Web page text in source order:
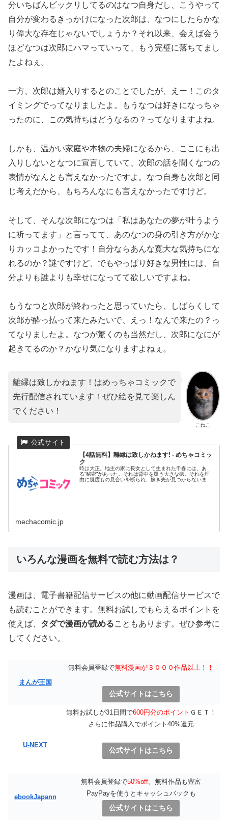
分いちばんビックリしてるのはなつ自身だし、こうやって
自分が変わるきっかけになった次郎は、なつにしたらかな
り偉大な存在じゃないでしょうか？それ以来、会えば会う
ほどなつは次郎にハマっていって、もう完璧に落ちてまし
たよねぇ。
一方、次郎は婿入りするとのことでしたが、えー！このタ
イミングでってなりましたよ。もうなつは好きになっちゃ
ったのに、この気持ちはどうなるの？ってなりますよね。
しかも、温かい家庭や本物の夫婦になるから、ここにも出
入りしないとなつに宣言していて、次郎の話を聞くなつの
表情がなんとも言えなかったですよ。なつ自身も次郎と同
じ考えだから、もちろんなにも言えなかったですけど。
そして、そんな次郎になつは「私はあなたの夢が叶うよう
に祈ってます」と言ってて、あのなつの身の引き方がかな
りカッコよかったです！自分ならあんな寛大な気持ちにな
れるのか？謎ですけど、でもやっぱり好きな男性には、自
分よりも誰よりも幸せになってて欲しいですよね。
もうなつと次郎が終わったと思っていたら、しばらくして
次郎が酔っ払って来たみたいで、えっ！なんで来たの？っ
てなりましたよ。なつが驚くのも当然だし、次郎になにが
起きてるのか？かなり気になりますよねぇ。
こねこ
離縁は致しかねます！はめっちゃコミックで
先行配信されています！ぜひ絵を見て楽しん
でください！
【4話無料】離縁は致しかねます! - めちゃコミッ
ク
時は大正。地主の家に長女として生まれた千春には、あ
る“秘密”があった。それは背中を覆う大きな痣。それを理
由に幾度もの見合いを断られ、嫁ぎ先が見つからないまま
mechacomic.jp
いろんな漫画を無料で読む方法は？
漫画は、電子書籍配信サービスの他に動画配信サービスで
も読むことができます。無料お試しでもらえるポイントを
使えば、 タダで漫画が読めることもあります。ぜひ参考に
してください。
まんが王国
無料会員登録で無料漫画が３０００作品以上！！
公式サイトはこちら
U-NEXT
無料お試しが31日間で600円分のポイント ＧＥＴ！
さらに作品購入でポイント40%還元
公式サイトはこちら
ebookJapann
無料会員登録で50%off。無料作品も豊富
PayPayを使うとキャッシュバックも
公式サイトはこちら